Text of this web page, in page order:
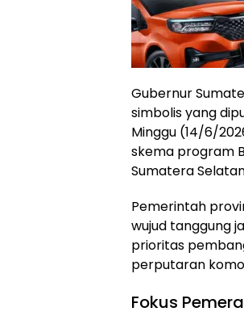
Gubernur
simbolis yang
Minggu (14/6/
skema program
Sumatera
Pemerintah
wujud tanggung
prioritas
perputaran
Fokus